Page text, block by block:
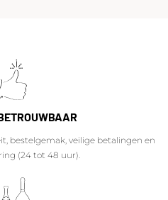
bestelgemak, veilige betalingen en
(24 tot 48 uur).